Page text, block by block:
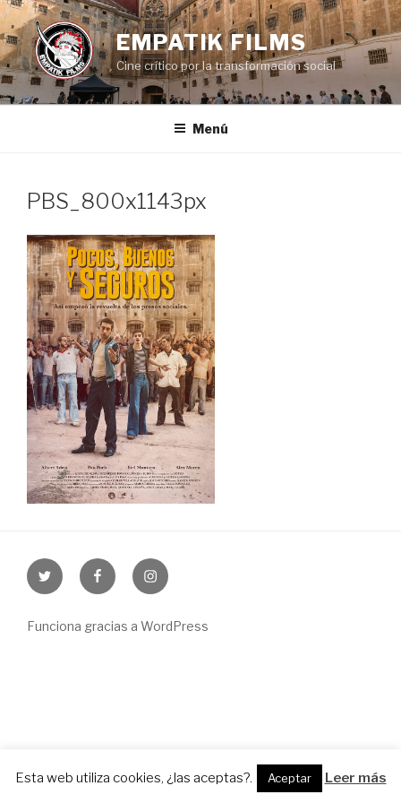
Saltar
al
contenido
EMPATIK FILMS
Cine crítico por la transformación social
Menú
PBS_800x1143px
Twitter FacebookInstagram
Funciona gracias a WordPress
Esta web utiliza cookies, ¿las aceptas?. Aceptar Leer más